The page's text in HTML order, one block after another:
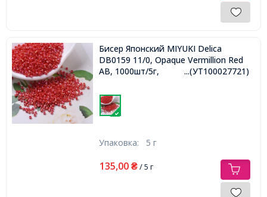
Бисер Японский MIYUKI Delica
DB0159 11/0, Opaque Vermillion Red
AB, 1000шт/5г,
...(УТ100027721)
Упаковка: 5 г
135,00 ₴/ 5 г